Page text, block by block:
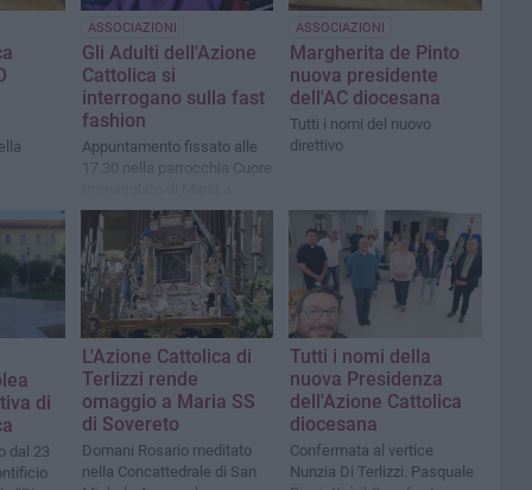
ASSOCIAZIONI
Gli Adulti dell'Azione
Cattolica si
interrogano sulla fast
fashion
Appuntamento fissato alle
17.30 nella parrocchia Cuore
Molfetta
ASSOCIAZIONI
Margherita de Pinto
nuova presidente
dell'AC diocesana
Tutti i nomi del nuovo
direttivo
di
dal 23
L'Azione Cattolica di
Terlizzi rende
omaggio a Maria SS
di Sovereto
Domani Rosario meditato
nella Concattedrale di San
Tutti i nomi della
nuova Presidenza
dell'Azione Cattolica
diocesana
Confermata al vertice
Nunzia Di Terlizzi. Pasquale